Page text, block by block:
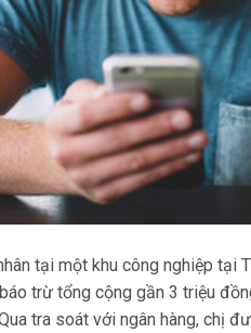
tại một khu công nghiệp tại
trừ tổng cộng gần 3 triệu
tra soát với ngân hàng, chị